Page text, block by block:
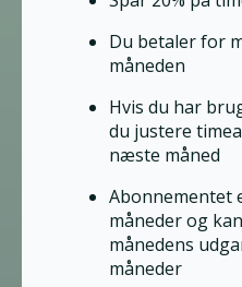
Du betaler for
måneden
Hvis du har
du justere
næste måned
Abonnementet
måneder og
månedens
måneder